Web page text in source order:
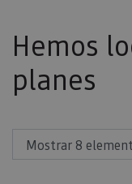
Hemos
planes